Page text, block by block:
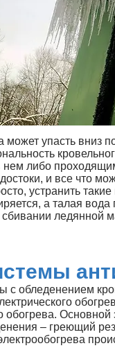
упасть вниз
либо
и все что
устранить
а талая вода
ледянной
с обледенением
обогрева.
– греющий